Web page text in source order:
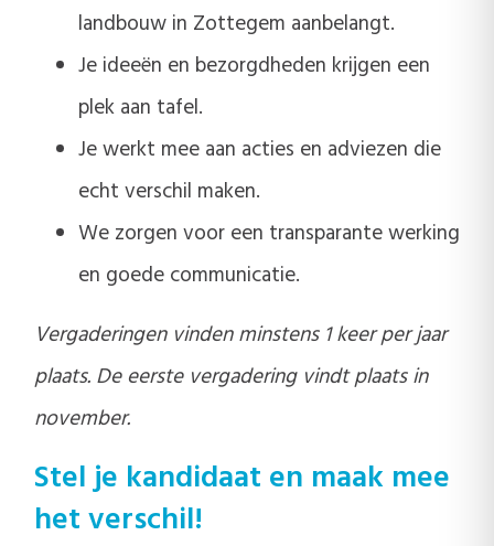
landbouw in Zottegem aanbelangt.
Je ideeën en bezorgdheden krijgen een
plek aan tafel.
Je werkt mee aan acties en adviezen die
echt verschil maken.
We zorgen voor een transparante werking
en goede communicatie.
Vergaderingen vinden minstens 1 keer per jaar
plaats. De eerste vergadering vindt plaats in
november.
Stel je kandidaat en maak mee
het verschil!